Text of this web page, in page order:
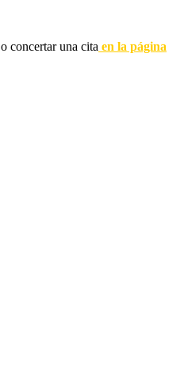
o concertar una cita en la página